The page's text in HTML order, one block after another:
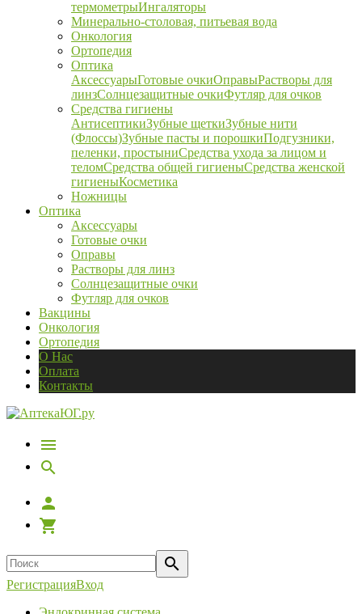
термометрыИнгаляторы
Минерально-столовая, питьевая вода
Онкология
Ортопедия
Оптика
АксессуарыГотовые очкиОправыРастворы для
линзСолнцезащитные очкиФутляр для очков
Средства гигиены
АнтисептикиЗубные щеткиЗубные нити
(Флоссы)Зубные пасты и порошкиПодгузники,
пеленки, простыниСредства ухода за лицом и
теломСредства общей гигиеныСредства женской
гигиеныКосметика
Ножницы
Оптика
Аксессуары
Готовые очки
Оправы
Растворы для линз
Солнцезащитные очки
Футляр для очков
Вакцины
Онкология
Ортопедия
О Нас
Оплата
Контакты
РегистрацияВход